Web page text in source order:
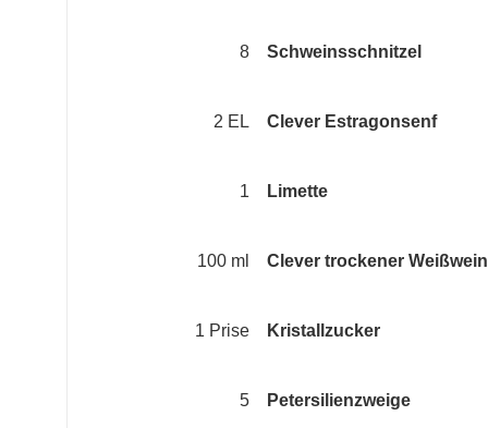
8 Schweinsschnitzel
2 EL Clever Estragonsenf
1 Limette
100 ml Clever trockener Weißwein
1 Prise Kristallzucker
5 Petersilienzweige